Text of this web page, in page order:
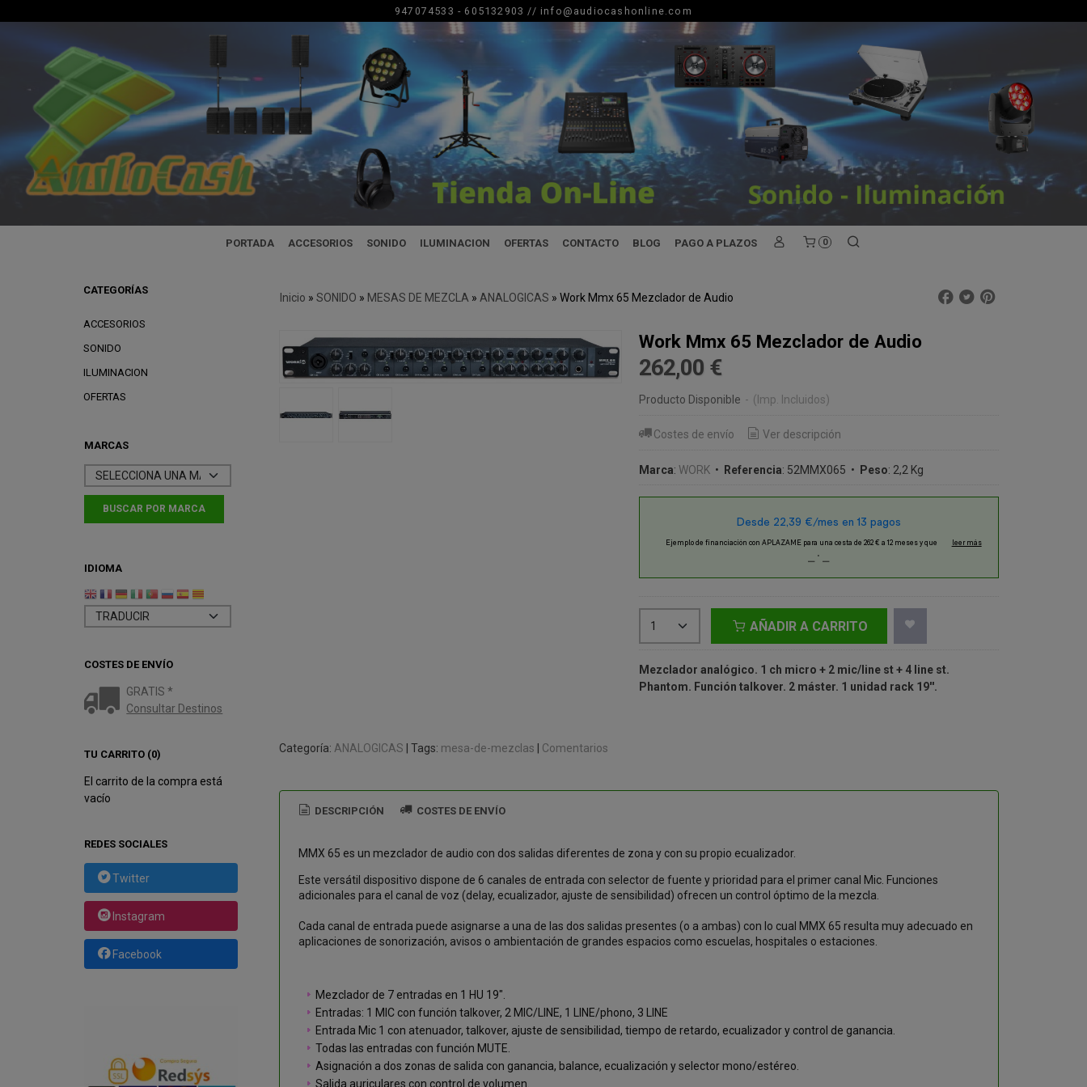
947074533 - 605132903 // info@audiocashonline.com
PORTADA ACCESORIOS SONIDO ILUMINACION OFERTAS CONTACTO BLOG PAGO A PLAZOS 0
CATEGORÍAS
ACCESORIOS
SONIDO
ILUMINACION
OFERTAS
MARCAS
IDIOMA
COSTES DE ENVÍO
GRATIS *
Consultar Destinos
TU CARRITO (0)
El carrito de la compra está
vacío
REDES SOCIALES
Twitter
Instagram
Facebook
Inicio » SONIDO » MESAS DE MEZCLA » ANALOGICAS » Work Mmx 65 Mezclador de Audio
Work Mmx 65 Mezclador de Audio
262,00 €
Producto Disponible - (Imp. Incluidos)
Costes de envío Ver descripción
Marca: WORK• Referencia: 52MMX065 • Peso: 2,2 Kg
AÑADIR A CARRITO
Mezclador analógico. 1 ch micro + 2 mic/line st + 4 line st.
Phantom. Función talkover. 2 máster. 1 unidad rack 19''.
Categoría: ANALOGICAS Tags: mesa-de-mezclas Comentarios
DESCRIPCIÓN COSTES DE ENVÍO
MMX 65 es un mezclador de audio con dos salidas diferentes de zona y con su propio ecualizador.
Este versátil dispositivo dispone de 6 canales de entrada con selector de fuente y prioridad para el primer canal Mic. Funciones
adicionales para el canal de voz (delay, ecualizador, ajuste de sensibilidad) ofrecen un control óptimo de la mezcla.
Cada canal de entrada puede asignarse a una de las dos salidas presentes (o a ambas) con lo cual MMX 65 resulta muy adecuado en
aplicaciones de sonorización, avisos o ambientación de grandes espacios como escuelas, hospitales o estaciones.
Mezclador de 7 entradas en 1 HU 19".
Entradas: 1 MIC con función talkover, 2 MIC/LINE, 1 LINE/phono, 3 LINE
Entrada Mic 1 con atenuador, talkover, ajuste de sensibilidad, tiempo de retardo, ecualizador y control de ganancia.
Todas las entradas con función MUTE.
Asignación a dos zonas de salida con ganancia, balance, ecualización y selector mono/estéreo.
Salida auriculares con control de volumen.